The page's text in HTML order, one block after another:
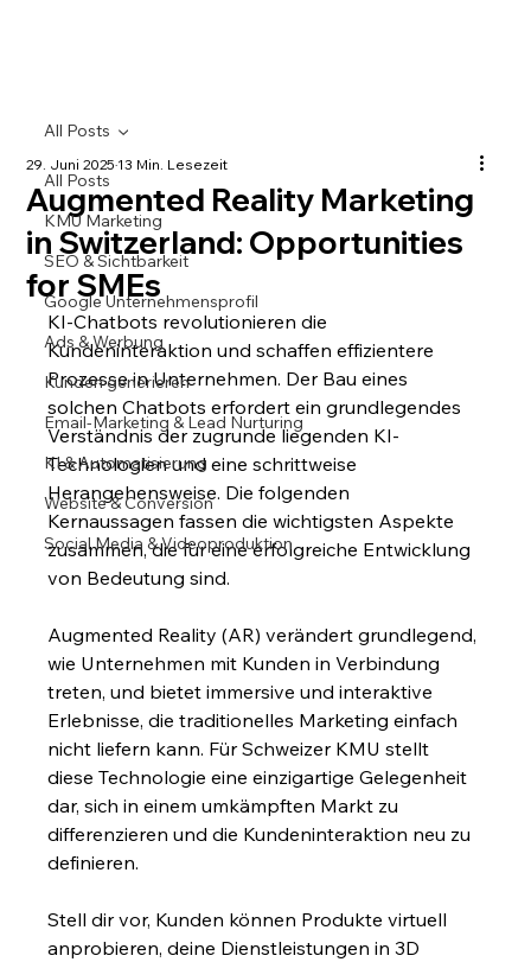
All Posts
KMU Marketing
SEO & Sichtbarkeit
Google Unternehmensprofil
Ads & Werbung
Kunden generieren
Email-Marketing & Lead Nurturing
KI & Automatisierung
Website & Conversion
Social Media & Videoproduktion
All Posts
Augmented Reality Marketing
in Switzerland: Opportunities
for SMEs
29. Juni 202513 Min. Lesezeit
KI-Chatbots revolutionieren die
Kundeninteraktion und schaffen effizientere
Prozesse in Unternehmen. Der Bau eines
solchen Chatbots erfordert ein grundlegendes
Verständnis der zugrunde liegenden KI-
Technologien und eine schrittweise
Herangehensweise. Die folgenden
Kernaussagen fassen die wichtigsten Aspekte
zusammen, die für eine erfolgreiche Entwicklung
von Bedeutung sind.
Augmented Reality (AR) verändert grundlegend,
wie Unternehmen mit Kunden in Verbindung
treten, und bietet immersive und interaktive
Erlebnisse, die traditionelles Marketing einfach
nicht liefern kann. Für Schweizer KMU stellt
diese Technologie eine einzigartige Gelegenheit
dar, sich in einem umkämpften Markt zu
differenzieren und die Kundeninteraktion neu zu
definieren.
Stell dir vor, Kunden können Produkte virtuell
anprobieren, deine Dienstleistungen in 3D